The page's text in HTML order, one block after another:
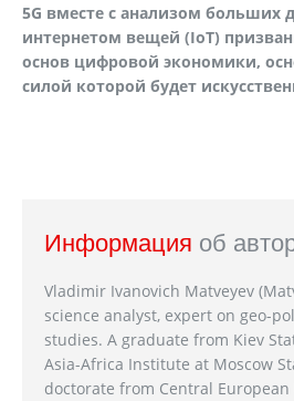
5G вместе с анализом больших
интернетом вещей (IoT)
основ цифровой экономики,
силой которой будет
Информация об
Vladimir Ivanovich Matveyev
science analyst, expert on geo-
studies. A graduate from Kiev
Asia-Africa Institute at Moscow
doctorate from Central